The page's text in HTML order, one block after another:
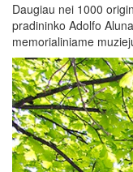
Daugiau nei 1000
pradininko Adolfo
memorialiniame